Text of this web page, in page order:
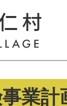
業計